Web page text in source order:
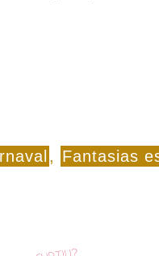
, Fantasias